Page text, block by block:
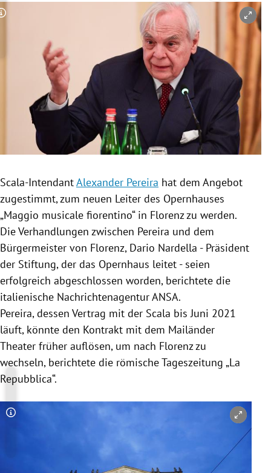
Untermenü
Untermenü
Untermenü
Untermenü
Untermenü
Copyright-Hinweis öffnen/schließen
Scala-IntendantAlexander Pereira hat dem Angebot
zugestimmt, zum neuen Leiter des Opernhauses
„Maggio musicale fiorentino“ in Florenzzu werden.
Die Verhandlungen zwischen Pereira und dem
Bürgermeister von Florenz, Dario Nardella - Präsident
der Stiftung, der das Opernhaus leitet - seien
erfolgreich abgeschlossen worden, berichtete die
italienische Nachrichtenagentur ANSA.
Pereira, dessen Vertrag mit der Scala bis Juni 2021
läuft, könnte den Kontrakt mit dem Mailänder
Theater früher auflösen, um nach Florenzzu
wechseln, berichtete die römische Tageszeitung „La
Repubblica“.
Copyright-Hinweis öffnen/schließen